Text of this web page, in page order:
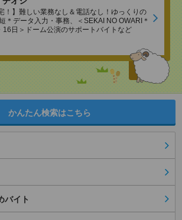
！】難しい業務なし＆電話なし！ゆっくりの
＊データ入力・事務、＜SEKAI NO OWARI＊
16日＞ドーム公演のサポートバイトなど
かんたん検索はこちら
バイト